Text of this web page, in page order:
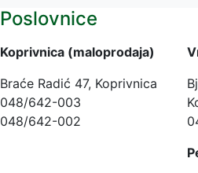
Poslovnice
Koprivnica (maloprodaja)
Braće Radić 47, Koprivnica
048/642-003
048/642-002